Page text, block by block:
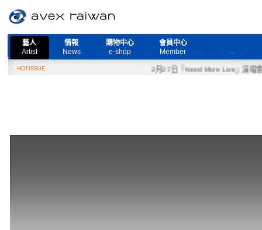
藝人
Artist
情報
News
購物中心
e-shop
會員中心
Member
HOTISSUE 2月27日『Need More Live』演唱會取